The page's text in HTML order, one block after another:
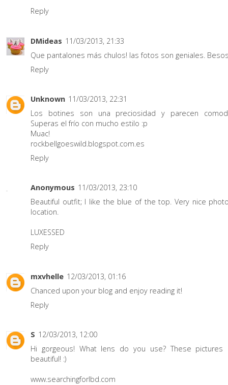
Reply
DMideas 11/03/2013, 21:33
Que pantalones más chulos! las fotos son geniales.
Reply
Unknown 11/03/2013, 22:31
Los botines son una preciosidad y parecen
Superas el frío con mucho estilo :p
Muac!
rockbellgoeswild.blogspot.com.es
Reply
Anonymous 11/03/2013, 23:10
Beautiful outfit; I like the blue of the top. Very nice
location.
LUXESSED
Reply
mxvhelle 12/03/2013, 01:16
Chanced upon your blog and enjoy reading it!
Reply
S 12/03/2013, 12:00
Hi gorgeous! What lens do you use? These
beautiful! :)
www.searchingforlbd.com